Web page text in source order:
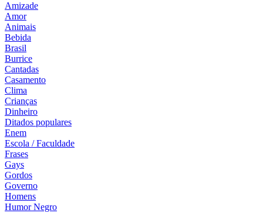
Amizade
Amor
Animais
Bebida
Brasil
Burrice
Cantadas
Casamento
Clima
Crianças
Dinheiro
Ditados populares
Enem
Escola / Faculdade
Frases
Gays
Gordos
Governo
Homens
Humor Negro